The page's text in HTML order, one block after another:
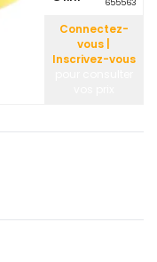
655563
Connectez-
vous |
Inscrivez-vous